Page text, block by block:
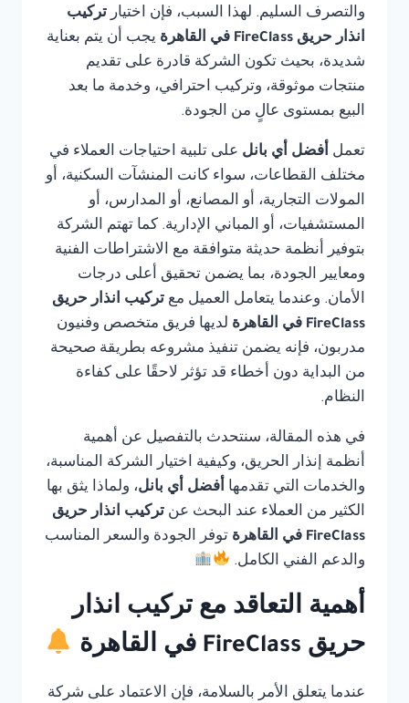
والتصرف السليم. لهذا السبب، فإن اختيار تركيب
انذار حريق FireClass في القاهرة
يجب أن يتم بعناية
شديدة، بحيث تكون الشركة قادرة على تقديم
منتجات موثوقة، وتركيب احترافي، وخدمة ما بعد
البيع بمستوى عالٍ من الجودة.
تعمل أفضل أي بانل على تلبية احتياجات العملاء في
مختلف القطاعات، سواء كانت المنشآت السكنية، أو
المولات التجارية، أو المصانع، أو المدارس، أو
المستشفيات، أو المباني الإدارية. كما تهتم الشركة
بتوفير أنظمة حديثة متوافقة مع الاشتراطات الفنية
ومعايير الجودة، بما يضمن تحقيق أعلى درجات
الأمان. وعندما يتعامل العميل مع تركيب انذار حريق
FireClass في القاهرة
لديها فريق متخصص وفنيون
مدربون، فإنه يضمن تنفيذ مشروعه بطريقة صحيحة
من البداية دون أخطاء قد تؤثر لاحقًا على كفاءة
النظام.
في هذه المقالة، سنتحدث بالتفصيل عن أهمية
أنظمة إنذار الحريق، وكيفية اختيار الشركة المناسبة،
والخدمات التي تقدمها أفضل أي بانل، ولماذا يثق بها
الكثير من العملاء عند البحث عن تركيب انذار حريق
FireClass في القاهرة
توفر الجودة والسعر المناسب
والدعم الفني الكامل.
أهمية التعاقد مع تركيب انذار
حريق FireClass في القاهرة
عندما يتعلق الأمر بالسلامة، فإن الاعتماد على شركة